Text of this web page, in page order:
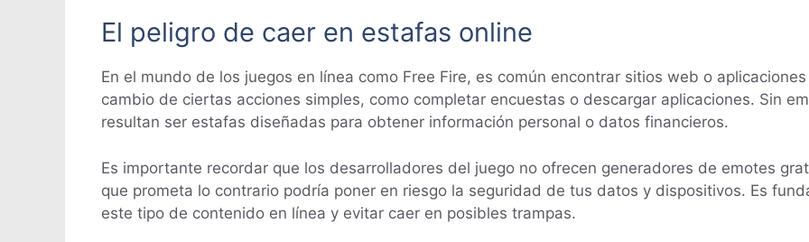
El peligro de caer en estafas online
En el mundo de los juegos en línea como Free Fire, es común encontrar sitios web o
cambio de ciertas acciones simples, como completar encuestas o descargar aplicaciones. Sin
resultan ser estafas diseñadas para obtener información personal o datos financieros.
Es importante recordar que los desarrolladores del juego no ofrecen generadores de emotes
que prometa lo contrario podría poner en riesgo la seguridad de tus datos y dispositivos. Es
este tipo de contenido en línea y evitar caer en posibles trampas.